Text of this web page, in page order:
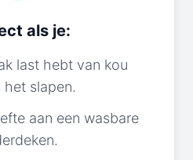
als je:
last hebt van kou
het slapen.
aan een wasbare